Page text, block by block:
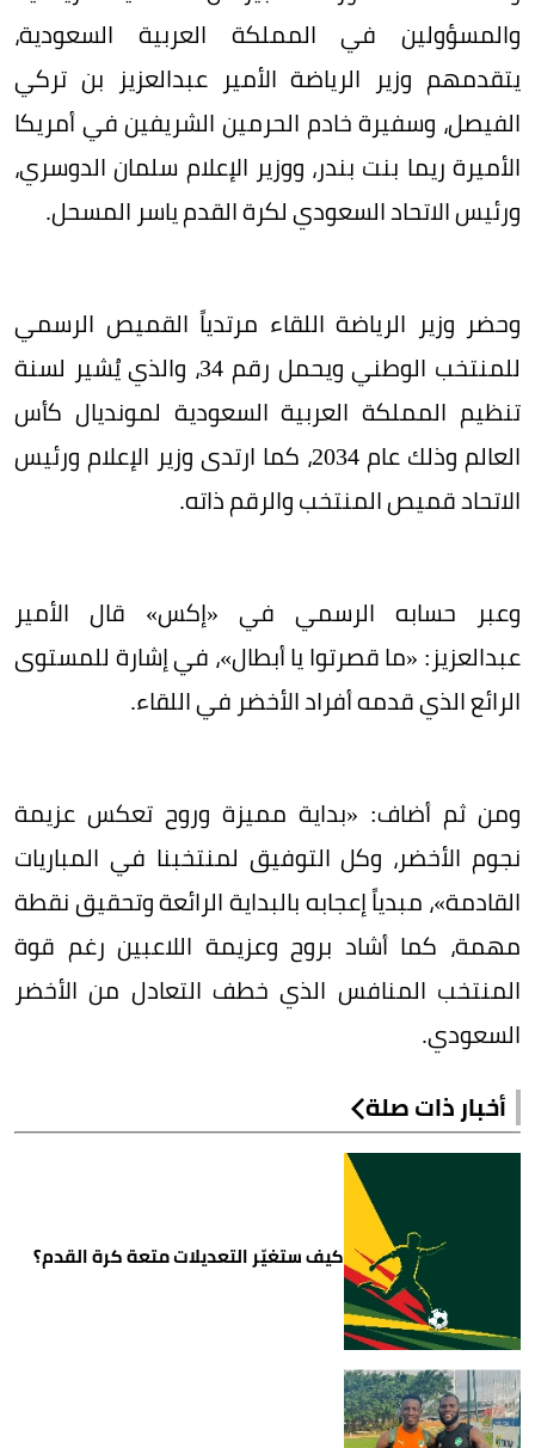
والمسؤولين في المملكة العربية السعودية،
يتقدمهم وزير الرياضة اﻷمير عبدالعزيز بن تركي
الفيصل، وسفيرة خادم الحرمين الشريفين في أمريكا
اﻷميرة ريما بنت بندر، ووزير اﻹعلام سلمان الدوسري،
ورئيس اﻻتحاد السعودي لكرة القدم ياسر المسحل.
وحضر وزير الرياضة اللقاء مرتدياً القميص الرسمي
للمنتخب الوطني ويحمل رقم 34، والذي يُشير لسنة
تنظيم المملكة العربية السعودية لمونديال كأس
العالم وذلك عام 2034، كما ارتدى وزير اﻹعلام ورئيس
اﻻتحاد قميص المنتخب والرقم ذاته.
وعبر حسابه الرسمي في «إكس» قال اﻷمير
عبدالعزيز: «ما قصرتوا يا أبطال»، في إشارة للمستوى
الرائع الذي قدمه أفراد اﻷخضر في اللقاء.
ومن ثم أضاف: «بداية مميزة وروح تعكس عزيمة
نجوم الأخضر، وكل التوفيق لمنتخبنا في المباريات
القادمة»، مبدياً إعجابه بالبداية الرائعة وتحقيق نقطة
مهمة، كما أشاد بروح وعزيمة اللاعبين رغم قوة
المنتخب المنافس الذي خطف التعادل من اﻷخضر
السعودي.
أخبار ذات صلة
كيف ستغيّر التعديلات متعة كرة القدم؟